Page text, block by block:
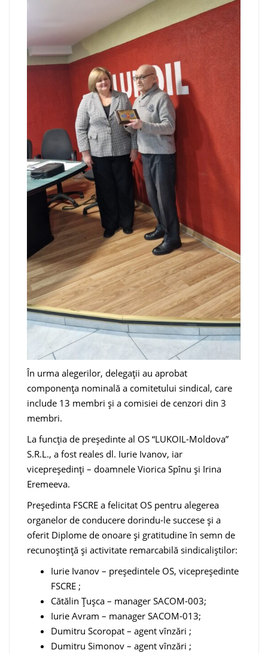
În urma alegerilor, delegații au aprobat
componența nominală a comitetului sindical, care
include 13 membri și a comisiei de cenzori din 3
membri.
La funcția de președinte al OS “LUKOIL-Moldova”
S.R.L., a fost reales dl. Iurie Ivanov, iar
vicepreședinți – doamnele Viorica Spînu și Irina
Eremeeva.
Președinta FSCRE a felicitat OS pentru alegerea
organelor de conducere dorindu-le succese și a
oferit Diplome de onoare și gratitudine în semn de
recunoștință și activitate remarcabilă sindicaliștilor:
Iurie Ivanov – președintele OS, vicepreședinte
FSCRE ;
Cătălin Țușca – manager SACOM-003;
Iurie Avram – manager SACOM-013;
Dumitru Scoropat – agent vînzări ;
Dumitru Simonov – agent vînzări ;